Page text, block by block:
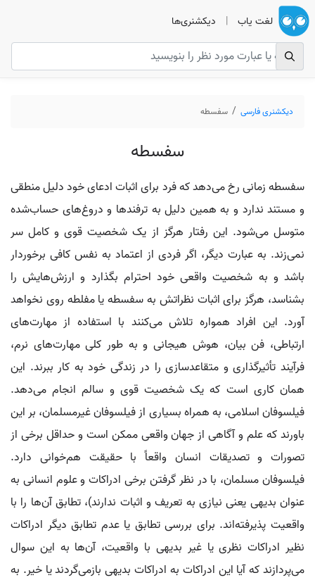
لغت یاب | دیکشنری‌ها
دیکشنری فارسی سفسطه
سفسطه
سفسطه زمانی رخ می‌دهد که فرد برای اثبات ادعای خود دلیل منطقی
و مستند ندارد و به همین دلیل به ترفندها و دروغ‌های حساب‌شده
متوسل می‌شود. این رفتار هرگز از یک شخصیت قوی و کامل سر
نمی‌زند. به عبارت دیگر، اگر فردی از اعتماد به نفس کافی برخوردار
باشد و به شخصیت واقعی خود احترام بگذارد و ارزش‌هایش را
بشناسد، هرگز برای اثبات نظراتش به سفسطه یا مفلطه روی نخواهد
آورد. این افراد همواره تلاش می‌کنند با استفاده از مهارت‌های
ارتباطی، فن بیان، هوش هیجانی و به طور کلی مهارت‌های نرم،
فرآیند تأثیرگذاری و متقاعدسازی را در زندگی خود به کار ببرند. این
همان کاری است که یک شخصیت قوی و سالم انجام می‌دهد.
فیلسوفان اسلامی، به همراه بسیاری از فیلسوفان غیرمسلمان، بر این
باورند که علم و آگاهی از جهان واقعی ممکن است و حداقل برخی از
تصورات و تصدیقات انسان واقعاً با حقیقت هم‌خوانی دارد.
فیلسوفان مسلمان، با در نظر گرفتن برخی ادراکات و علوم انسانی به
عنوان بدیهی یعنی نیازی به تعریف و اثبات ندارند)، تطابق آن‌ها را با
واقعیت پذیرفته‌اند. برای بررسی تطابق یا عدم تطابق دیگر ادراکات
نظیر ادراکات نظری یا غیر بدیهی با واقعیت، آن‌ها به این سوال
می‌پردازند که آیا این ادراکات به ادراکات بدیهی بازمی‌گردند یا خیر. به